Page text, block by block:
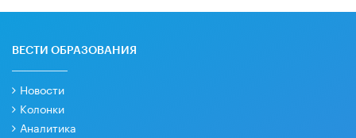
ВЕСТИ ОБРАЗОВАНИЯ
Новости
Колонки
Аналитика